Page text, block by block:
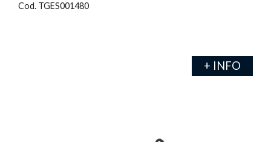
Cod. TGES001480
+ INFO